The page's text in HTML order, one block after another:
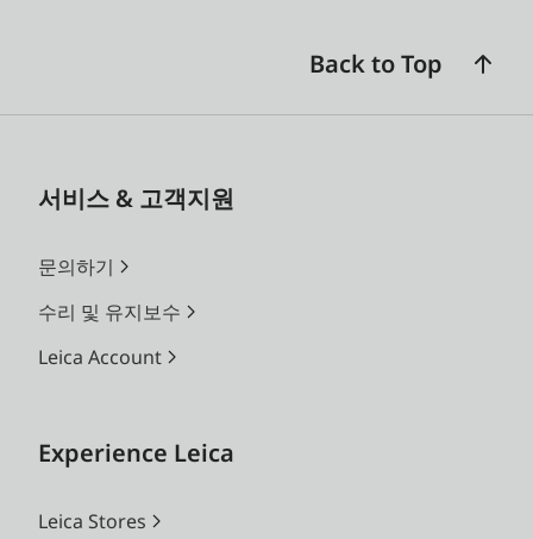
Back to Top
서비스 & 고객지원
문의하기
수리 및 유지보수
Leica Account
Experience Leica
Leica Stores